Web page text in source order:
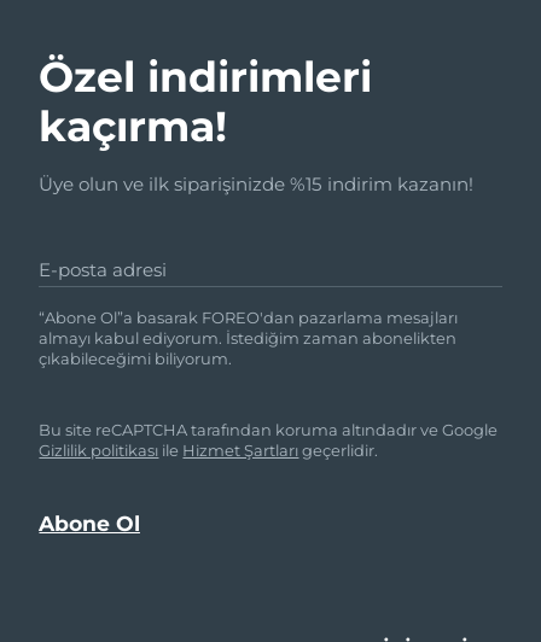
Özel indirimleri
kaçırma!
Üye olun ve ilk siparişinizde %15 indirim kazanın!
E-posta adresi
“Abone Ol”a basarak FOREO'dan pazarlama mesajları
almayı kabul ediyorum. İstediğim zaman abonelikten
çıkabileceğimi biliyorum.
Bu site reCAPTCHA tarafından koruma altındadır ve Google
Gizlilik politikası ile Hizmet Şartlarıgeçerlidir.